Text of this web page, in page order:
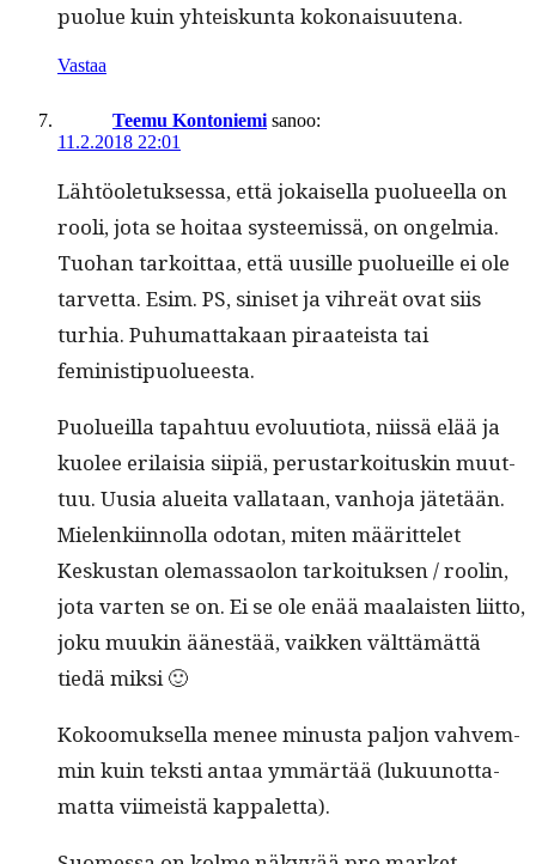
puolue kuin yhteiskun­ta kokonaisuutena.
Vastaa
Teemu Kontoniemi sanoo:
11.2.2018 22:01
Lähtöo­le­tuk­ses­sa, että jokaisel­la puolueel­la on
rooli, jota se hoitaa sys­tee­mis­sä, on ongelmia.
Tuo­han tarkoit­taa, että uusille puolueille ei ole
tarvet­ta. Esim. PS, siniset ja vihreät ovat siis
turhia. Puhu­mat­takaan piraateista tai
feministipuolueesta.
Puolueil­la tapah­tuu evoluu­tio­ta, niis­sä elää ja
kuolee eri­laisia siip­iä, perus­tarkoi­tuskin muut­
tuu. Uusia aluei­ta val­lataan, van­ho­ja jätetään.
Mie­lenki­in­nol­la odotan, miten määrit­telet
Keskus­tan ole­mas­saolon tarkoituk­sen / roolin,
jota varten se on. Ei se ole enää maalais­ten liit­to,
joku muukin äänestää, vaikken vält­tämät­tä
tiedä miksi 🙂
Kokoomuk­sel­la menee minus­ta paljon vahvem­
min kuin tek­sti antaa ymmärtää (luku­unot­ta­
mat­ta viimeistä kappaletta).